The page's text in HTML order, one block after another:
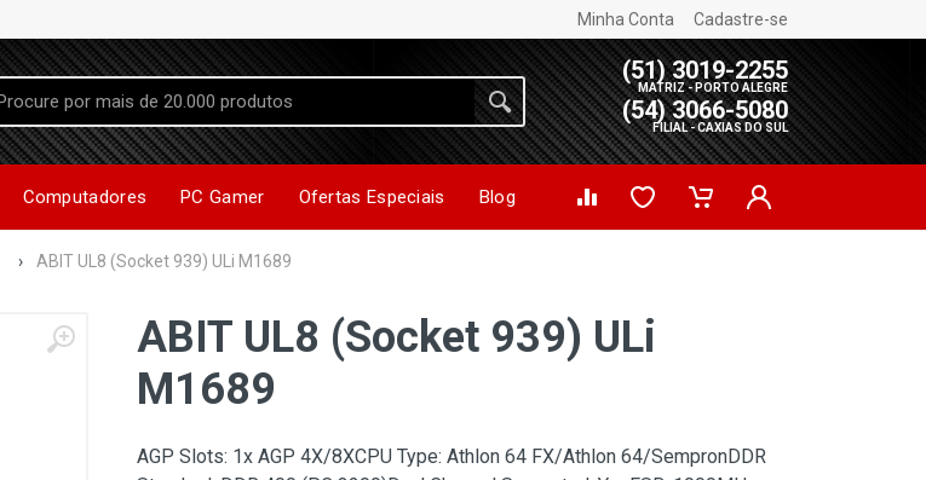
Minha Conta Cadastre-se
(51) 3019-2255
MATRIZ - PORTO ALEGRE
(54) 3066-5080
FILIAL - CAXIAS DO SUL
Computadores PC Gamer Ofertas Especiais Blog
› ABIT UL8 (Socket 939) ULi M1689
ABIT UL8 (Socket 939) ULi
M1689
AGP Slots: 1x AGP 4X/8XCPU Type: Athlon 64 FX/Athlon 64/SempronDDR